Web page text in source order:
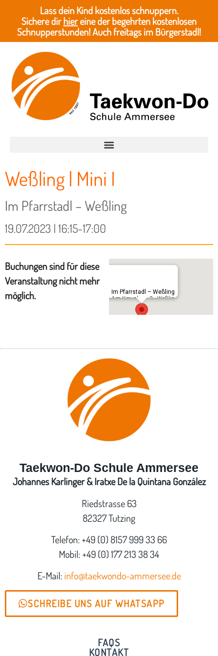
Lass dein Kind kostenlos schnuppern.
Sichere dirhiereine der begehrten kostenlosen
Schnupperstunden! Auch freitags im Bürgerstadl!
Weßling | Mini I
Im Pfarrstadl – Weßling
19.07.2023 | 16:15-17:00
Buchungen sind für diese
Veranstaltung nicht mehr
möglich.
Im Pfarrstadl – Weßling
Am Kreuzberg 3 - Weßling
Taekwon-Do Schule Ammersee
Johannes Karlinger & Iratxe De la Quintana González
Riedstrasse 63
82327 Tutzing
Telefon: +49 (0) 8157 999 33 66
Mobil: +49 (0) 177 213 38 34
E-Mail: info@taekwondo-ammersee.de
SCHREIBE UNS AUF WHATSAPP
FAQS
KONTAKT